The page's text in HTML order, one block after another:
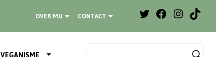
OVER MIJ CONTACT